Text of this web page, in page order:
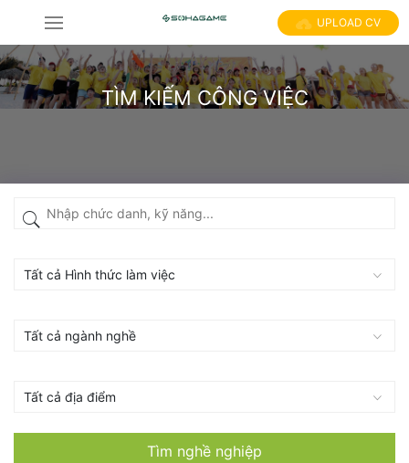
UPLOAD CV
TÌM KIẾM CÔNG VIỆC
Tìm nghề nghiệp